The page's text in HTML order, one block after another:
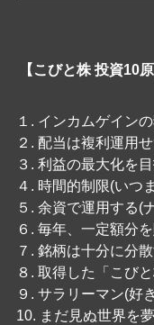
【こびと株 投資10原
１. インカムゲイン
２. 配当は複利運用
３. 利益の最大化を
４. 時間的制限(いつ
５. 余資で運用する(
６. 毎年、一定額分
７. 銘柄は十分に分
８. 取得した「こび
９. サラリーマン(好
10. まだ見ぬ世界を